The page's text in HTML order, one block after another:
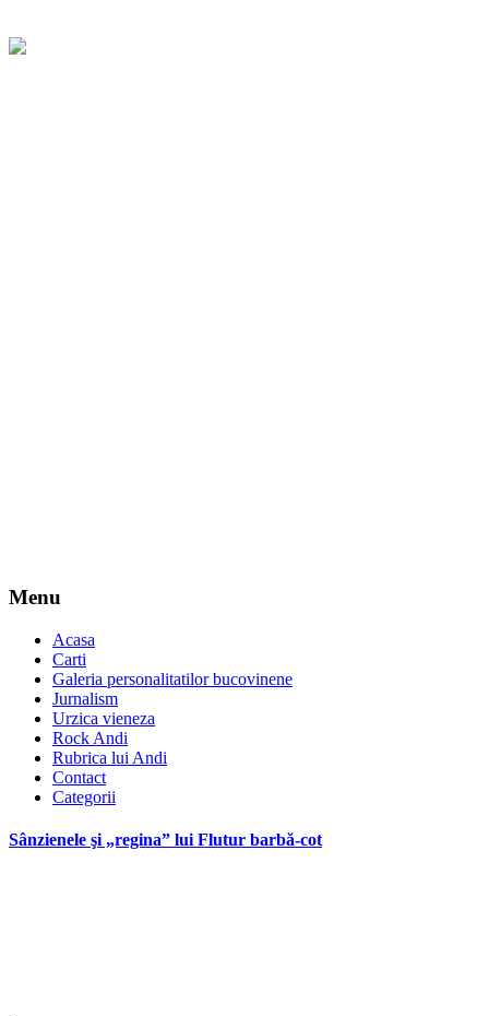
Menu
Acasa
Carti
Galeria personalitatilor bucovinene
Jurnalism
Urzica vieneza
Rock Andi
Rubrica lui Andi
Contact
Categorii
Sânzienele şi „regina” lui Flutur barbă-cot